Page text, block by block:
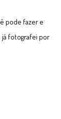
pode fazer e
fotografei por